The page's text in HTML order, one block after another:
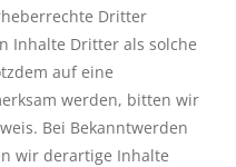
Dritter
Inhalte Dritter als solche
auf eine
werden, bitten wir
Bei Bekanntwerden
wir derartige Inhalte